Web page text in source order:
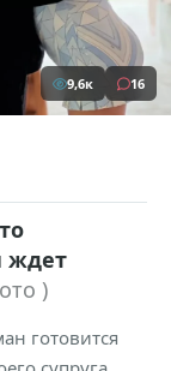
9,6к 16
ждет
)
готовится